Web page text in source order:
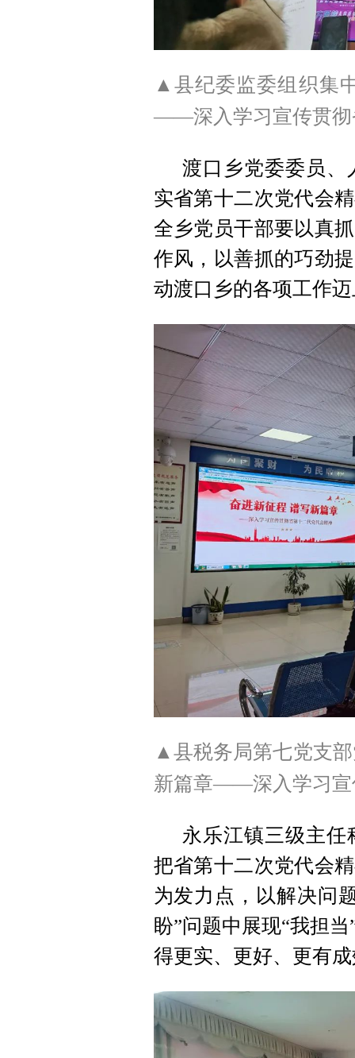
▲县纪委监委组织集
——深入学习宣传贯彻
渡口乡党委委员、
实省第十二次党代会
全乡党员干部要以真
作风，以善抓的巧劲
动渡口乡的各项工作
▲县税务局第七党支
新篇章——深入学习宣
永乐江镇三级主
把省第十二次党代会
为发力点，以解决问
盼”问题中展现“我担
得更实、更好、更有